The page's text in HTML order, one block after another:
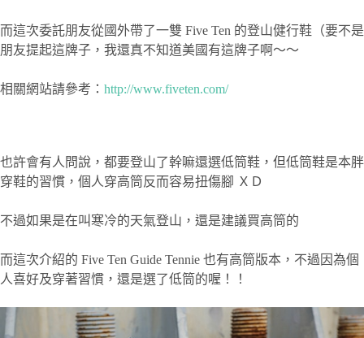
而這次委託朋友從國外帶了一雙 Five Ten 的登山健行鞋（要不是
朋友提起這牌子，我還真不知道美國有這牌子啊～～
相關網站請參考： http://www.fiveten.com/
也許會有人問說，都要登山了幹嘛還選低筒鞋，但低筒鞋是本胖
穿鞋的習慣，個人穿高筒反而容易扭傷腳 ＸＤ
不過如果是在叫寒冷的天氣登山，還是建議買高筒的
而這次介紹的 Five Ten Guide Tennie 也有高筒版本，不過因為個
人喜好及穿著習慣，還是選了低筒的喔！！